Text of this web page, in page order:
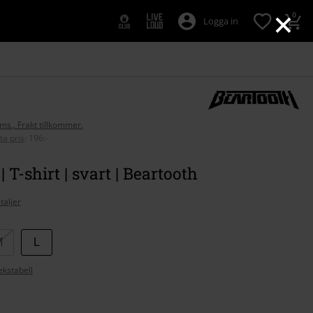
×
Logga in 0
Frakt tillkommer.
pris
196:-
T-shirt | svart | Beartooth